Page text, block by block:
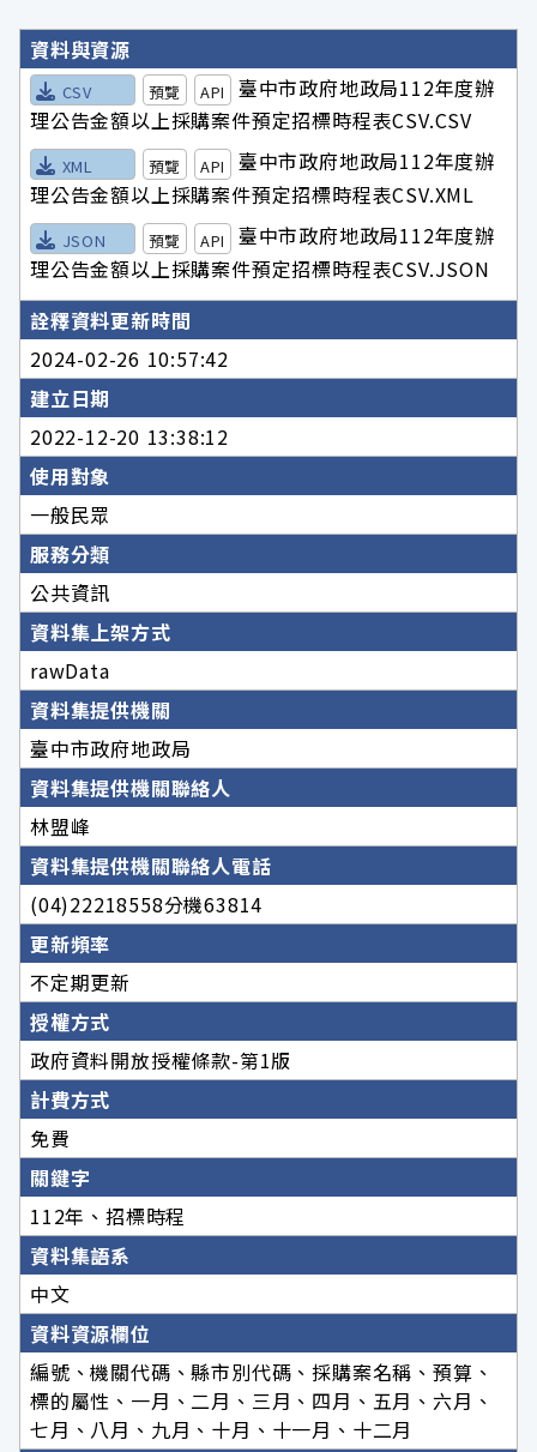
詮釋資料詳細內容
資料與資源
CSV 預覽 API
臺中市政府地政局112年度辦
理公告金額以上採購案件預定招標時程表CSV.CSV
XML 預覽 API
臺中市政府地政局112年度辦
理公告金額以上採購案件預定招標時程表CSV.XML
JSON 預覽 API
臺中市政府地政局112年度辦
理公告金額以上採購案件預定招標時程表CSV.JSON
詮釋資料更新時間
2024-02-26 10:57:42
建立日期
2022-12-20 13:38:12
使用對象
一般民眾
服務分類
公共資訊
資料集上架方式
rawData
資料集提供機關
臺中市政府地政局
資料集提供機關聯絡人
林盟峰
資料集提供機關聯絡人電話
(04)22218558分機63814
更新頻率
不定期更新
授權方式
政府資料開放授權條款-第1版
計費方式
免費
關鍵字
112年、招標時程
資料集語系
中文
資料資源欄位
編號、機關代碼、縣市別代碼、採購案名稱、預算、
標的屬性、一月、二月、三月、四月、五月、六月、
七月、八月、九月、十月、十一月、十二月